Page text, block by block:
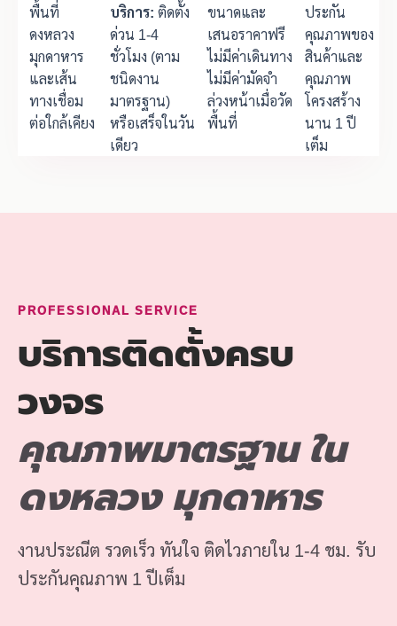
พื้นที่
ดงหลวง
มุกดาหาร
และเส้น
ทางเชื่อม
ต่อใกล้เคียง
บริการ: ติดตั้ง
ด่วน 1-4
ชั่วโมง (ตาม
ชนิดงาน
มาตรฐาน)
หรือเสร็จในวัน
เดียว
ขนาดและ
เสนอราคาฟรี
ไม่มีค่าเดินทาง
ไม่มีค่ามัดจำ
ล่วงหน้าเมื่อวัด
พื้นที่
ประกัน
คุณภาพของ
สินค้าและ
คุณภาพ
โครงสร้าง
นาน 1 ปี
เต็ม
PROFESSIONAL SERVICE
บริการติดตั้งครบ
วงจร
คุณภาพมาตรฐาน ใน
ดงหลวง มุกดาหาร
งานประณีต รวดเร็ว ทันใจ ติดไวภายใน 1-4 ชม. รับ
ประกันคุณภาพ 1 ปีเต็ม